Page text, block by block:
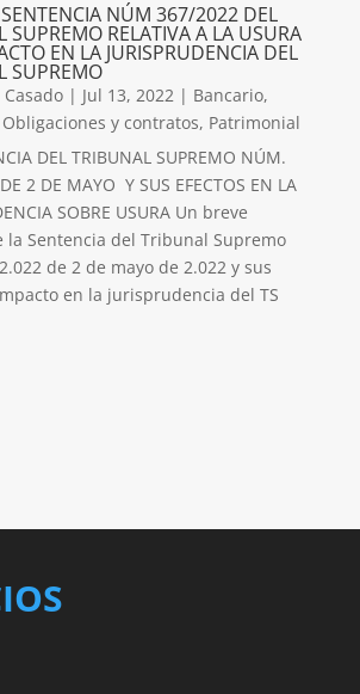
NÚM 367/2022 DEL
SUPREMO RELATIVA A LA USURA
EN LA JURISPRUDENCIA DEL
SUPREMO
Casado | Jul 13, 2022 | Bancario,
Obligaciones y contratos, Patrimonial
DEL TRIBUNAL SUPREMO NÚM.
2 DE MAYO Y SUS EFECTOS EN LA
SOBRE USURA Un breve
la Sentencia del Tribunal Supremo
de 2 de mayo de 2.022 y sus
en la jurisprudencia del TS